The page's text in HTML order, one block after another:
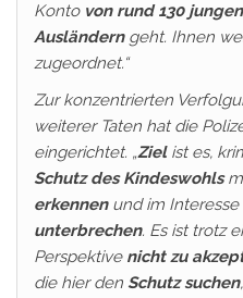
Konto von rund 130
Ausländerngeht. Ihnen
zugeordnet.“
Zur konzentrierten
weiterer Taten hat die
eingerichtet. „Zielist es,
Schutz des Kindeswohls
erkennenund im Interesse
unterbrechen. Es ist trotz
Perspektive nicht zu
die hier den Schutz suchen